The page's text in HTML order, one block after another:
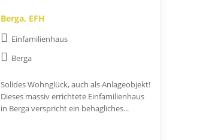
Berga, EFH
Einfamilienhaus
Berga
Solides Wohnglück, auch als Anlageobjekt!
Dieses massiv errichtete Einfamilienhaus
in Berga verspricht ein behagliches...